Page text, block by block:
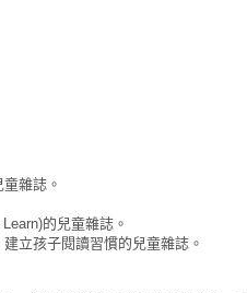
雜誌。
的兒童雜誌。
立孩子閱讀習慣的兒童雜誌。